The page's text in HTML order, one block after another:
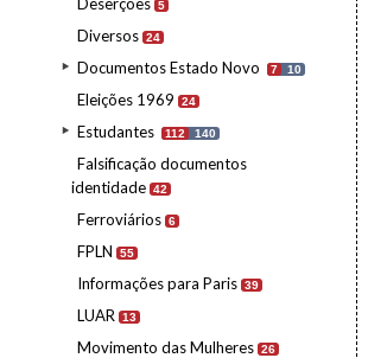
5
Diversos 24
Documentos Estado Novo 7 10
Eleições 1969 24
Estudantes 112 140
Falsificação documentos
identidade 42
Ferroviários 6
FPLN 55
Informações para Paris 39
LUAR 13
Movimento das Mulheres 26